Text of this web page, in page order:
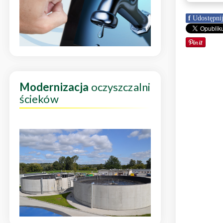
f
Modernizacja oczyszczalni
ścieków